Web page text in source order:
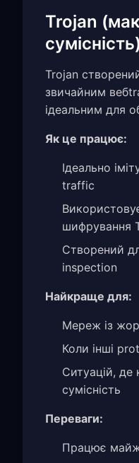
Trojan
сумісність)
Trojan
звичайним
ідеальним для
Як це працює:
Ідеально
traffic
шифрування
Створений
inspection
Найкраще для:
Мереж із
Коли інші
Ситуацій, де
сумісність
Переваги:
Працює